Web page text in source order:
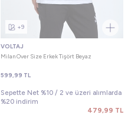
+9
VOLTAJ
Milan Over Size Erkek Tişört Beyaz
599,99 TL
Sepette Net %10 / 2 ve üzeri alımlarda
%20 indirim
479,99 TL